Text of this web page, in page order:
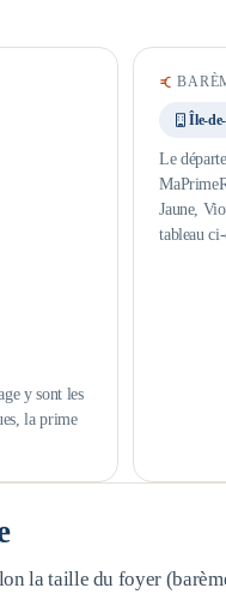
y sont les
la prime
Île-
Le
Jaune,
tableau ci-
la taille du foyer